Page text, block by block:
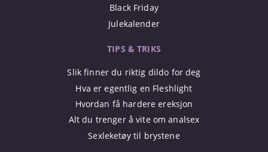
Black Friday
Julekalender
TIPS & TRIKS
Slik finner du riktig dildo for deg
Hva er egentlig en Fleshlight
Hvordan få hardere ereksjon
Alt du trenger å vite om analsex
Sexleketøy til brystene